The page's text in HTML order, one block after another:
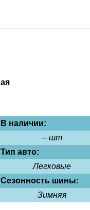
В наличии:
-- шт
Тип авто:
Легковые
Сезонность шины:
Зимняя